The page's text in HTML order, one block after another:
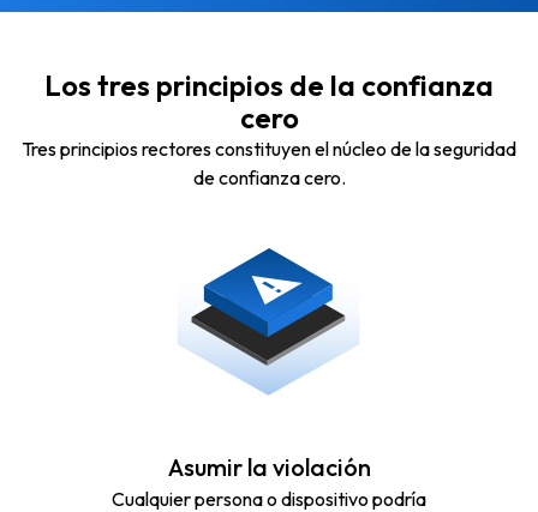
Los tres principios de la confianza
cero
Tres principios rectores constituyen el núcleo de la seguridad
de confianza cero.
Asumir la violación
Cualquier persona o dispositivo podría